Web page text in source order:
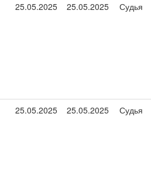
25.05.2025 25.05.2025 Судья
25.05.2025 25.05.2025 Судья